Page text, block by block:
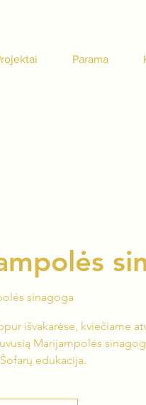
Parama
sinagoga
išvakarėse, kviečiame
Marijampolės
edukacija.